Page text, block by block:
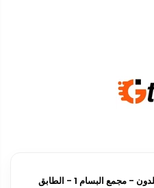
الكويت - حولي - شارع بن خلدون - مجمع البسام 1 - الطابق